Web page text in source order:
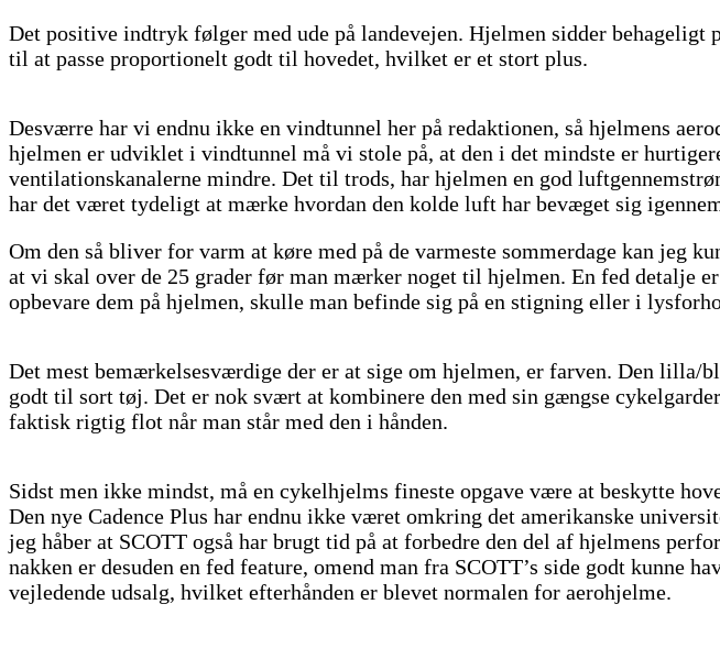
Det positive indtryk følger med ude på landevejen. Hjelmen sidder behageligt
til at passe proportionelt godt til hovedet, hvilket er et stort plus.
Desværre har vi endnu ikke en vindtunnel her på redaktionen, så hjelmens
hjelmen er udviklet i vindtunnel må vi stole på, at den i det mindste er
ventilationskanalerne mindre. Det til trods, har hjelmen en god
har det været tydeligt at mærke hvordan den kolde luft har bevæget sig
Om den så bliver for varm at køre med på de varmeste sommerdage kan jeg
at vi skal over de 25 grader før man mærker noget til hjelmen. En fed
opbevare dem på hjelmen, skulle man befinde sig på en stigning eller i
Det mest bemærkelsesværdige der er at sige om hjelmen, er farven. Den
godt til sort tøj. Det er nok svært at kombinere den med sin gængse
faktisk rigtig flot når man står med den i hånden.
Sidst men ikke mindst, må en cykelhjelms fineste opgave være at beskytte
Den nye Cadence Plus har endnu ikke været omkring det amerikanske
jeg håber at SCOTT også har brugt tid på at forbedre den del af hjelmens
nakken er desuden en fed feature, omend man fra SCOTT’s side godt kunne
vejledende udsalg, hvilket efterhånden er blevet normalen for aerohjelme.